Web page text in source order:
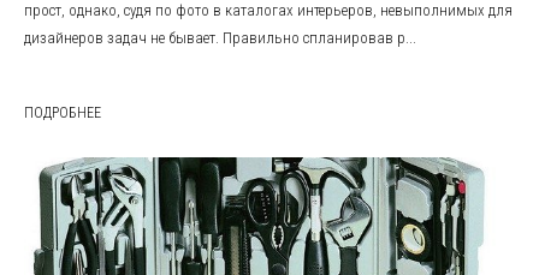
прост, однако, судя по фото в каталогах интерьеров, невыполнимых для
дизайнеров задач не бывает. Правильно спланировав р...
ПОДРОБНЕЕ